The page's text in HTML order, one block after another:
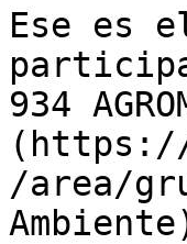
Ese es
934
(https://
/area/